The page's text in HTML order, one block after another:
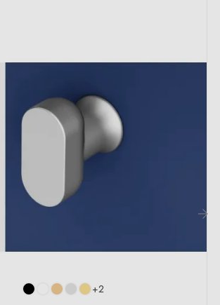
cachée) est une solution
universelle. Pour cette poignée, les
sont à clé I, clé L ou
Nous évoquons les différents types de
de rosaces de porte et la
est important de bien vérifier la serrure
+2